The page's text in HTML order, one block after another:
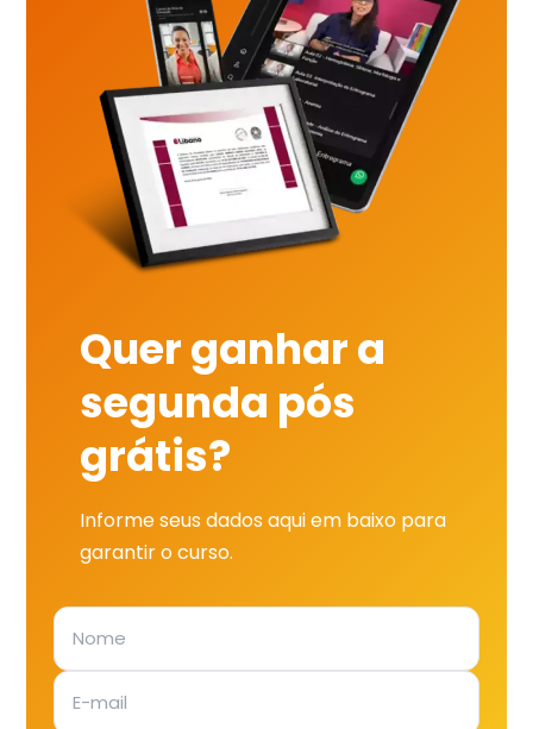
Quer ganhar a
segunda pós
grátis?
Informe seus dados aqui em baixo para
garantir o curso.